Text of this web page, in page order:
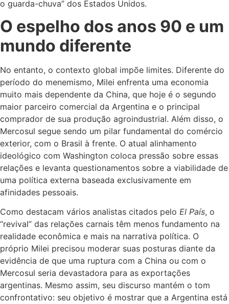
o guarda-chuva” dos Estados Unidos.
O espelho dos anos 90 e um
mundo diferente
No entanto, o contexto global impõe limites. Diferente do
período do menemismo, Milei enfrenta uma economia
muito mais dependente da China, que hoje é o segundo
maior parceiro comercial da Argentina e o principal
comprador de sua produção agroindustrial. Além disso, o
Mercosul segue sendo um pilar fundamental do comércio
exterior, com o Brasil à frente. O atual alinhamento
ideológico com Washington coloca pressão sobre essas
relações e levanta questionamentos sobre a viabilidade de
uma política externa baseada exclusivamente em
afinidades pessoais.
Como destacam vários analistas citados pelo El País, o
“revival” das relações carnais têm menos fundamento na
realidade econômica e mais na narrativa política. O
próprio Milei precisou moderar suas posturas diante da
evidência de que uma ruptura com a China ou com o
Mercosul seria devastadora para as exportações
argentinas. Mesmo assim, seu discurso mantém o tom
confrontativo: seu objetivo é mostrar que a Argentina está